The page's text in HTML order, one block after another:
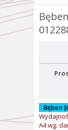
Bęben
A4 wg.